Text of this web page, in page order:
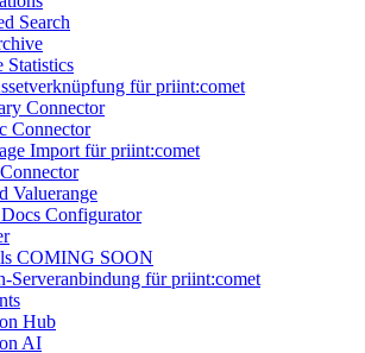
Search
Statistics
für priint:comet
Connector
Connector
Import für priint:comet
Valuerange
Configurator
COMING SOON
Serveranbindung für priint:comet
Hub
AI